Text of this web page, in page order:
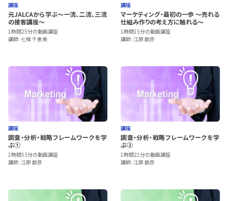
講座
元JALCAから学ぶ～一流、二流、三流
の接客講座～
1時間25分の動画講座
講師: 七條 千恵美
講座
マーケティング・最初の一歩 ～売れる
仕組み作りの考え方に触れる～
1時間15分の動画講座
講師: 江原 数彦
講座
調査・分析・戦略フレームワークを学
ぶ①
1時間53分の動画講座
講師: 江原 数彦
講座
調査・分析・戦略フレームワークを学
ぶ②
1時間21分の動画講座
講師: 江原 数彦